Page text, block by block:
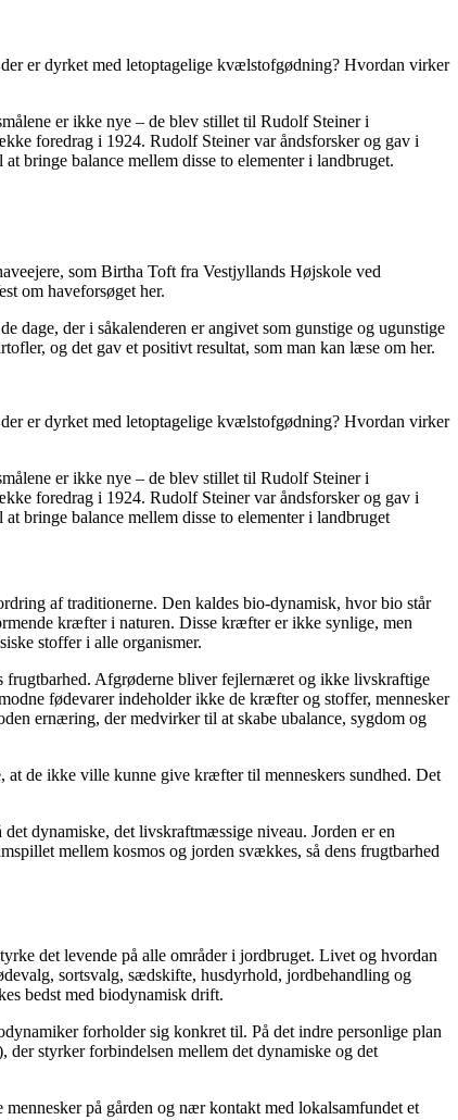
er dyrket med letoptagelige kvælstofgødning? Hvordan virker
er ikke nye – de blev stillet til Rudolf Steiner i
foredrag i 1924. Rudolf Steiner var åndsforsker og gav i
bringe balance mellem disse to elementer i landbruget.
som Birtha Toft fra Vestjyllands Højskole ved
om haveforsøget her.
dage, der i såkalenderen er angivet som gunstige og ugunstige
og det gav et positivt resultat, som man kan læse om her.
er dyrket med letoptagelige kvælstofgødning? Hvordan virker
er ikke nye – de blev stillet til Rudolf Steiner i
foredrag i 1924. Rudolf Steiner var åndsforsker og gav i
bringe balance mellem disse to elementer i landbruget
af traditionerne. Den kaldes bio-dynamisk, hvor bio står
kræfter i naturen. Disse kræfter er ikke synlige, men
stoffer i alle organismer.
frugtbarhed. Afgrøderne bliver fejlernæret og ikke livskraftige
fødevarer indeholder ikke de kræfter og stoffer, mennesker
ernæring, der medvirker til at skabe ubalance, sygdom og
at de ikke ville kunne give kræfter til menneskers sundhed. Det
dynamiske, det livskraftmæssige niveau. Jorden er en
mellem kosmos og jorden svækkes, så dens frugtbarhed
det levende på alle områder i jordbruget. Livet og hvordan
sortsvalg, sædskifte, husdyrhold, jordbehandling og
bedst med biodynamisk drift.
forholder sig konkret til. På det indre personlige plan
styrker forbindelsen mellem det dynamiske og det
på gården og nær kontakt med lokalsamfundet et